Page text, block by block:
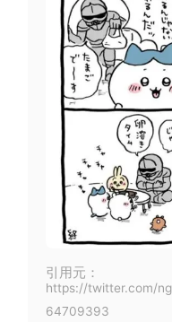
引用元：
https://twitter.com/
64709393